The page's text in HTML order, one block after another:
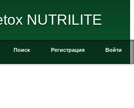
NUTRILITE
Поиск Регистрация Войти